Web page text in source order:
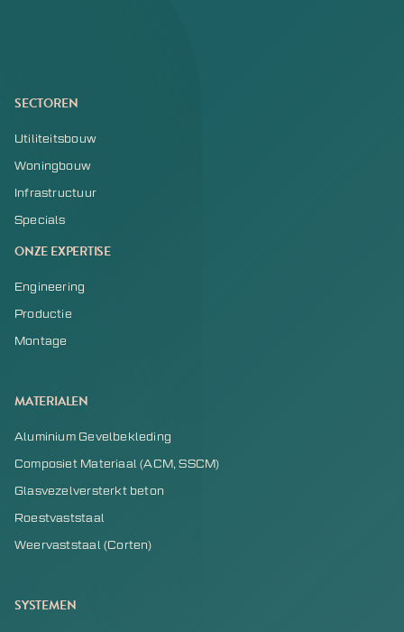
SECTOREN
Utiliteitsbouw
Woningbouw
Infrastructuur
Specials
ONZE EXPERTISE
Engineering
Productie
Montage
MATERIALEN
Aluminium Gevelbekleding
Composiet Materiaal (ACM, SSCM)
Glasvezelversterkt beton
Roestvaststaal
Weervaststaal (Corten)
SYSTEMEN